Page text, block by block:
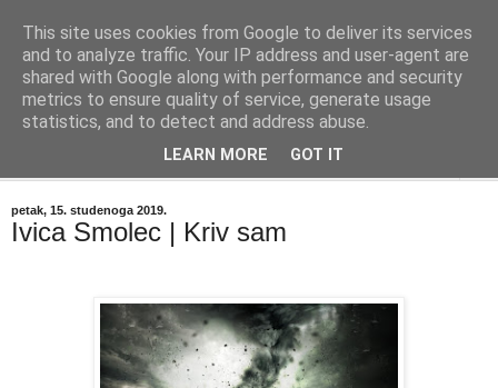
"Kvaka"
Časopis za književnost ISSN 2459-5632
petak, 15. studenoga 2019.
Ivica Smolec | Kriv sam
This site uses cookies from Google to deliver its services
and to analyze traffic. Your IP address and user-agent are
shared with Google along with performance and security
metrics to ensure quality of service, generate usage
statistics, and to detect and address abuse.
LEARN MORE GOT IT